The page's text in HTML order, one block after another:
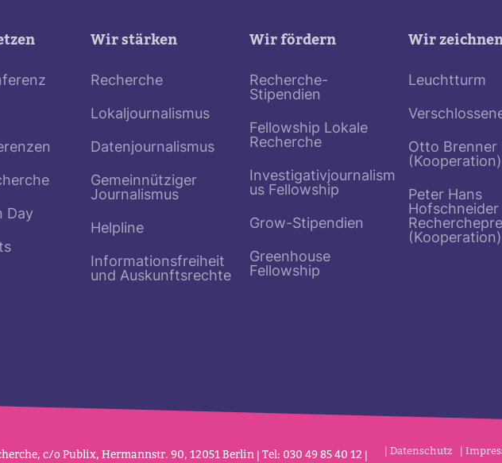
Day
Wir stärken
Recherche
Lokaljournalismus
Datenjournalismus
Gemeinnütziger
Journalismus
Helpline
Informationsfreiheit
und Auskunftsrechte
Wir fördern
Recherche-
Stipendien
Fellowship Lokale
Recherche
Investigativjournalism
us Fellowship
Grow-Stipendien
Greenhouse
Fellowship
Wir
Leuchtturm
Otto Brenner
(Kooperation)
Peter Hans
Hofschneider
(Kooperation)
c/o Publix, Her­mannstr. 90, 12051 Berlin | Tel: 030 49 85 40 12 |
Datenschutz